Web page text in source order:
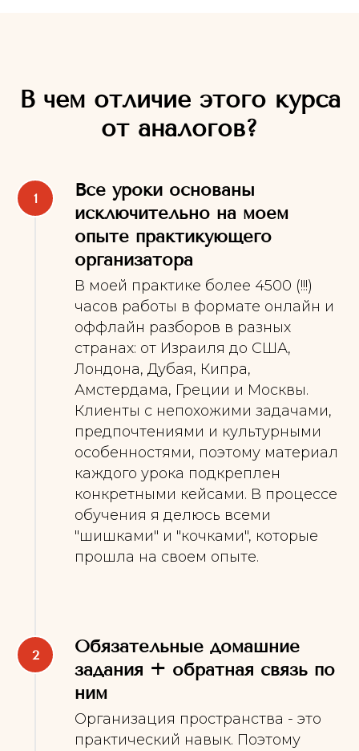
В чем отличие этого курса
от аналогов?
Все уроки основаны
исключительно на моем
опыте практикующего
организатора
В моей практике более 4500 (!!!)
часов работы в формате онлайн и
оффлайн разборов в разных
странах: от Израиля до США,
Лондона, Дубая, Кипра,
Амстердама, Греции и Москвы.
Клиенты с непохожими задачами,
предпочтениями и культурными
особенностями, поэтому материал
каждого урока подкреплен
конкретными кейсами. В процессе
обучения я делюсь всеми
"шишками" и "кочками", которые
прошла на своем опыте.
Обязательные домашние
задания + обратная связь по
ним
Организация пространства - это
практический навык. Поэтому